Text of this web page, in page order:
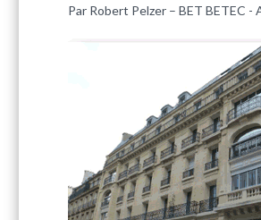
Par Robert Pelzer – BET BETEC -